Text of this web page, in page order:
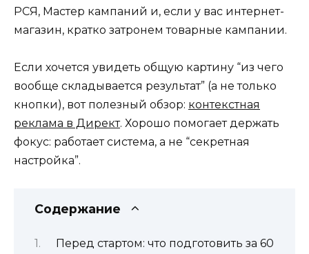
РСЯ, Мастер кампаний и, если у вас интернет-
магазин, кратко затронем товарные кампании.
Если хочется увидеть общую картину “из чего
вообще складывается результат” (а не только
кнопки), вот полезный обзор: контекстная
реклама в Директ. Хорошо помогает держать
фокус: работает система, а не “секретная
настройка”.
Содержание
Перед стартом: что подготовить за 60